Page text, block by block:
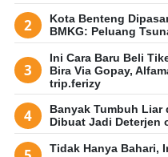
Kota Benteng
BMKG: Peluang
Ini Cara Baru Beli
Bira Via Gopay,
trip.ferizy
Banyak Tumbuh Liar
Dibuat Jadi Deterjen
Tidak Hanya Bahari,